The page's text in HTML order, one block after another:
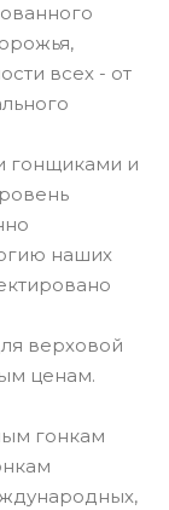
всех - от
гонщиками и
наших
верховой
ценам.
гонкам